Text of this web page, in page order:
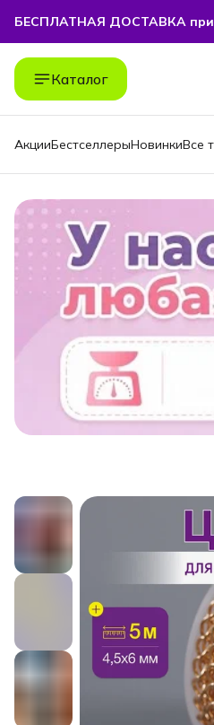
БЕСПЛАТНАЯ ДОСТАВКА при
БЕСПЛАТНАЯ ДОСТАВКА при
Каталог
АкцииБестселлерыНовинкиВсе